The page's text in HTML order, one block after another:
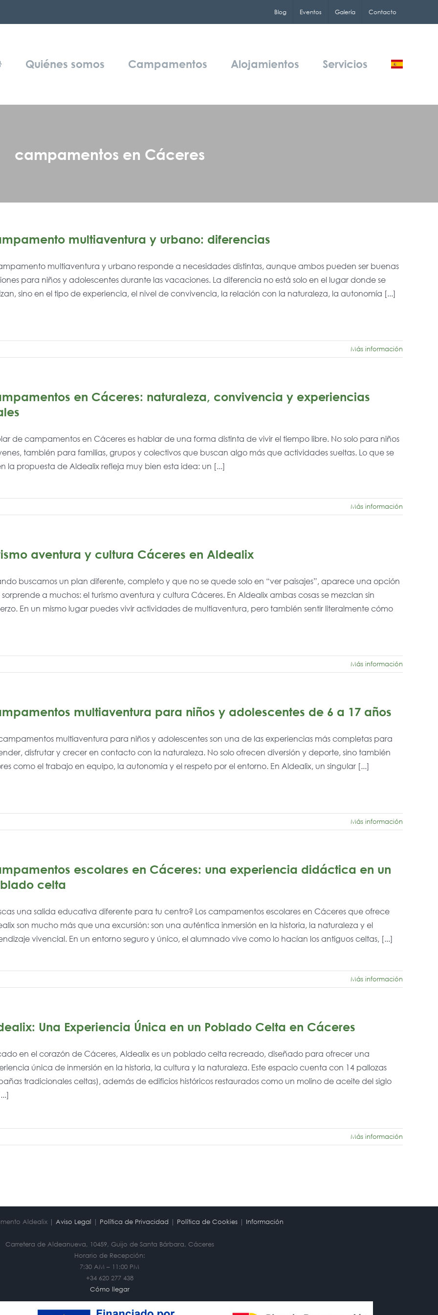
Blog Eventos Galería Contacto
Quiénes somos Campamentos Alojamientos Servicios
campamentos en Cáceres
multiaventura y urbano: diferencias
multiaventura y urbano responde a necesidades distintas, aunque ambos pueden ser buenas
para niños y adolescentes durante las vacaciones. La diferencia no está solo en el lugar donde se
sino en el tipo de experiencia, el nivel de convivencia, la relación con la naturaleza, la autonomía [...]
Más información
en Cáceres: naturaleza, convivencia y experiencias
de campamentos en Cáceres es hablar de una forma distinta de vivir el tiempo libre. No solo para niños
también para familias, grupos y colectivos que buscan algo más que actividades sueltas. Lo que se
la propuesta de Aldealix refleja muy bien esta idea: un [...]
Más información
aventura y cultura Cáceres en Aldealix
buscamos un plan diferente, completo y que no se quede solo en “ver paisajes”, aparece una opción
a muchos: el turismo aventura y cultura Cáceres. En Aldealix ambas cosas se mezclan sin
En un mismo lugar puedes vivir actividades de multiaventura, pero también sentir literalmente cómo
Más información
multiaventura para niños y adolescentes de 6 a 17 años
multiaventura para niños y adolescentes son una de las experiencias más completas para
disfrutar y crecer en contacto con la naturaleza. No solo ofrecen diversión y deporte, sino también
como el trabajo en equipo, la autonomía y el respeto por el entorno. En Aldealix, un singular [...]
Más información
escolares en Cáceres: una experiencia didáctica en un
celta
una salida educativa diferente para tu centro? Los campamentos escolares en Cáceres que ofrece
son mucho más que una excursión: son una auténtica inmersión en la historia, la naturaleza y el
vivencial. En un entorno seguro y único, el alumnado vive como lo hacían los antiguos celtas, [...]
Más información
Una Experiencia Única en un Poblado Celta en Cáceres
en el corazón de Cáceres, Aldealix es un poblado celta recreado, diseñado para ofrecer una
única de inmersión en la historia, la cultura y la naturaleza. Este espacio cuenta con 14 pallozas
tradicionales celtas), además de edificios históricos restaurados como un molino de aceite del siglo
Más información
Aldealix | Aviso Legal | Política de Privacidad | Política de Cookies| Información
Carretera de Aldeanueva, 10459, Guijo de Santa Bárbara, Cáceres
Horario de Recepción:
7:30 AM – 11:00 PM
+34 620 277 438
Cómo llegar